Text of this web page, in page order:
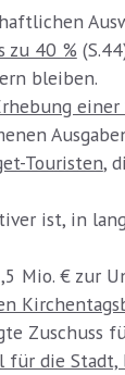
zu 40 %
bleiben.
Touristen,
ist, in
Mio. € zur
die